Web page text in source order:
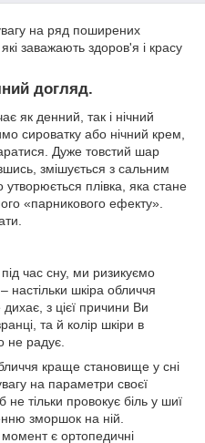
на ряд поширених
заважають здоров'я і красу
догляд.
як денний, так і нічний
сироватку або нічний крем,
Дуже товстий шар
змішується з сальним
утворюється плівка, яка стане
«парникового ефекту».
час сну, ми ризикуємо
шкіра обличчя
з цієї причини Ви
та й колір шкіри в
не радує.
краще становище у сні
на параметри своєї
тільки провокує біль у шиї
зморшок на ній.
є ортопедичні